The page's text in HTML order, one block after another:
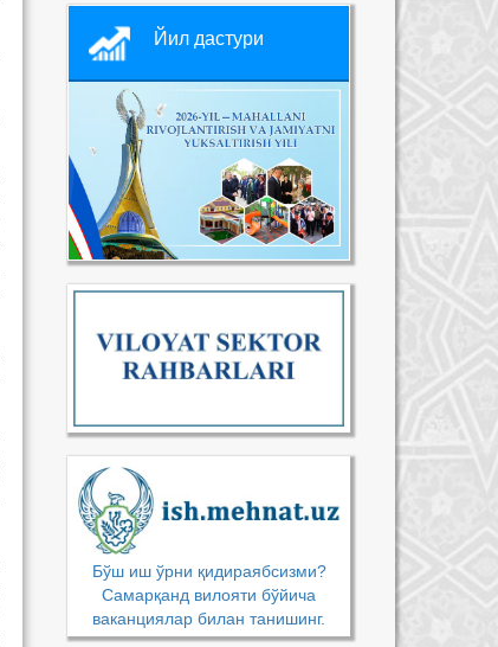
Йил дастури
Бўш иш ўрни қидираябсизми?
Самарқанд вилояти бўйича
ваканциялар билан танишинг.